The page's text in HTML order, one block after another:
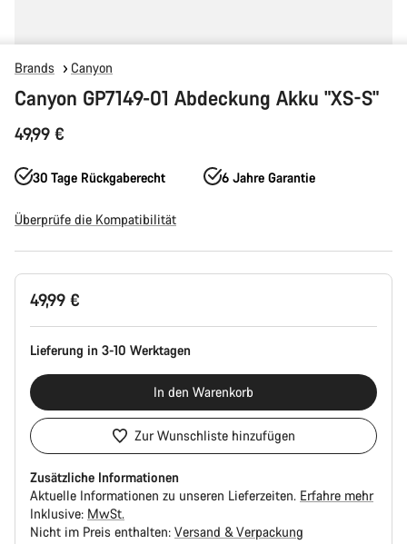
Brands Canyon
Canyon GP7149-01 Abdeckung Akku "XS-S"
49,99 €
30 Tage Rückgaberecht 6 Jahre Garantie
Überprüfe die Kompatibilität
Produktkonfiguration
49,99 €
Lieferung in 3-10 Werktagen
In den Warenkorb
Zur Wunschliste hinzufügen
Zusätzliche Informationen
Aktuelle Informationen zu unseren Lieferzeiten. Erfahre mehr
Inklusive: MwSt.
Nicht im Preis enthalten: Versand & Verpackung